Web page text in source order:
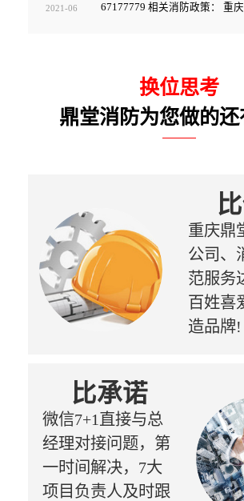
2021-06
67177779 相关消防政策： 重
换位思考
鼎堂消防为您做的
重庆鼎
公司、
范服务
百姓喜
造品牌!
比承诺
微信7+1直接与总
经理对接问题，第
一时间解决，7大
项目负责人及时跟